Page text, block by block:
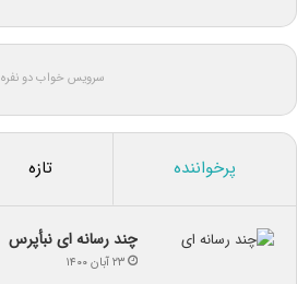
سرویس خواب دو نفره
پرخواننده تازه
چند رسانه ای نبأپرس
۲۳ آبان ۱۴۰۰